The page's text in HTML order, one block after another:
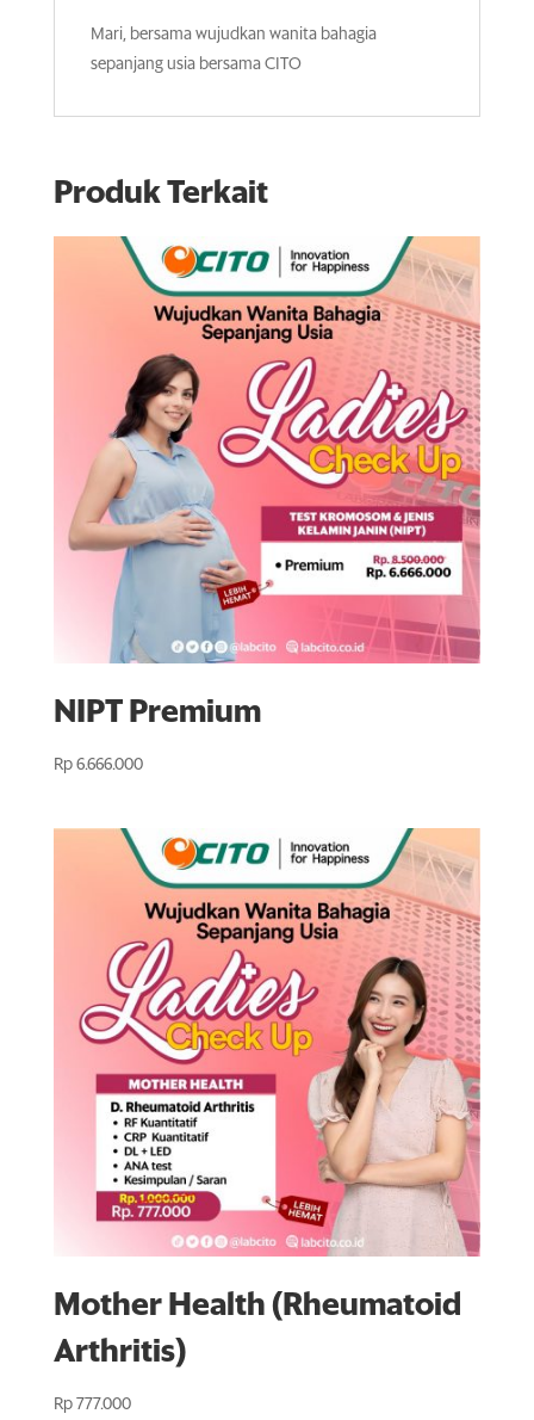
Mari, bersama wujudkan wanita bahagia
sepanjang usia bersama CITO
Produk Terkait
NIPT Premium
Rp6.666.000
Mother Health (Rheumatoid
Arthritis)
Rp777.000